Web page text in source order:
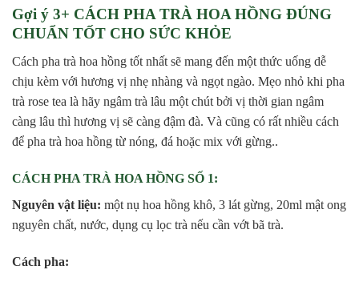
Gợi ý 3+ CÁCH PHA TRÀ HOA HỒNG ĐÚNG
CHUẨN TỐT CHO SỨC KHỎE
Cách pha trà hoa hồng tốt nhất sẽ mang đến một thức uống dễ
chịu kèm với hương vị nhẹ nhàng và ngọt ngào. Mẹo nhỏ khi pha
trà rose tea là hãy ngâm trà lâu một chút bởi vị thời gian ngâm
càng lâu thì hương vị sẽ càng đậm đà. Và cũng có rất nhiều cách
để pha trà hoa hồng từ nóng, đá hoặc mix với gừng..
CÁCH PHA TRÀ HOA HỒNG SỐ 1:
Nguyên vật liệu: một nụ hoa hồng khô, 3 lát gừng, 20ml mật ong
nguyên chất, nước, dụng cụ lọc trà nếu cần vớt bã trà.
Cách pha: